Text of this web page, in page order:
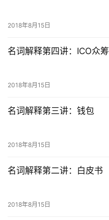
2018年8月15日
名词解释第四讲：ICO众筹
2018年8月15日
名词解释第三讲：钱包
2018年8月15日
名词解释第二讲：白皮书
2018年8月15日